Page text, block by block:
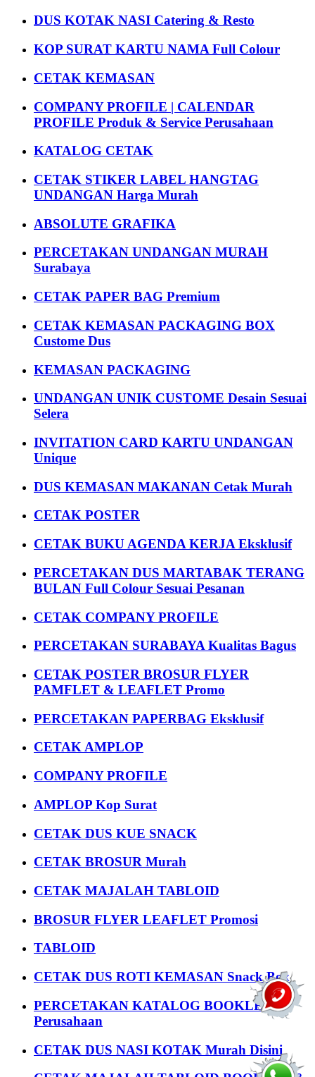
DUS KOTAK NASI Catering & Resto
KOP SURAT KARTU NAMA Full Colour
CETAK KEMASAN
COMPANY PROFILE | CALENDAR
PROFILE Produk & Service Perusahaan
KATALOG CETAK
CETAK STIKER LABEL HANGTAG
UNDANGAN Harga Murah
ABSOLUTE GRAFIKA
PERCETAKAN UNDANGAN MURAH
Surabaya
CETAK PAPER BAG Premium
CETAK KEMASAN PACKAGING BOX
Custome Dus
KEMASAN PACKAGING
UNDANGAN UNIK CUSTOME Desain Sesuai
Selera
INVITATION CARD KARTU UNDANGAN
Unique
DUS KEMASAN MAKANAN Cetak Murah
CETAK POSTER
CETAK BUKU AGENDA KERJA Eksklusif
PERCETAKAN DUS MARTABAK TERANG
BULAN Full Colour Sesuai Pesanan
CETAK COMPANY PROFILE
PERCETAKAN SURABAYA Kualitas Bagus
CETAK POSTER BROSUR FLYER
PAMFLET & LEAFLET Promo
PERCETAKAN PAPERBAG Eksklusif
CETAK AMPLOP
COMPANY PROFILE
AMPLOP Kop Surat
CETAK DUS KUE SNACK
CETAK BROSUR Murah
CETAK MAJALAH TABLOID
BROSUR FLYER LEAFLET Promosi
TABLOID
CETAK DUS ROTI KEMASAN Snack Box
PERCETAKAN KATALOG BOOKLET
Perusahaan
CETAK DUS NASI KOTAK Murah Disini